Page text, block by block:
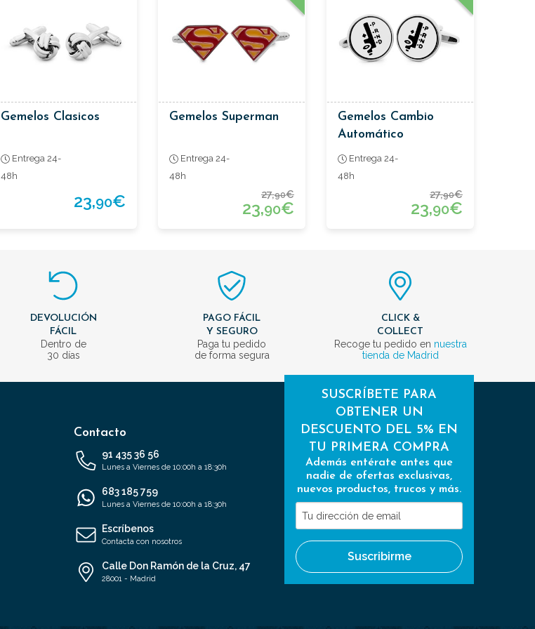
Gemelos Clasicos
Entrega 24-
48h
23,90€
Gemelos Superman
Entrega 24-
48h
27,90€
23,90€
Gemelos Cambio
Automático
Entrega 24-
48h
27,90€
23,90€
DEVOLUCIÓN
FÁCIL
Dentro de
30 días
PAGO FÁCIL
Y SEGURO
Paga tu pedido
de forma segura
CLICK &
COLLECT
Recoge tu pedido en nuestra
tienda de Madrid
Contacto
91 435 36 56
Lunes a Viernes de 10:00h a 18:30h
683 185 759
Lunes a Viernes de 10:00h a 18:30h
Escríbenos
Contacta con nosotros
Calle Don Ramón de la Cruz, 47
28001 - Madrid
SUSCRÍBETE PARA
OBTENER UN
DESCUENTO DEL 5% EN
TU PRIMERA COMPRA
Además entérate antes que
nadie de ofertas exclusivas,
nuevos productos, trucos y más.
Tu
dirección
de
email
Suscribirme